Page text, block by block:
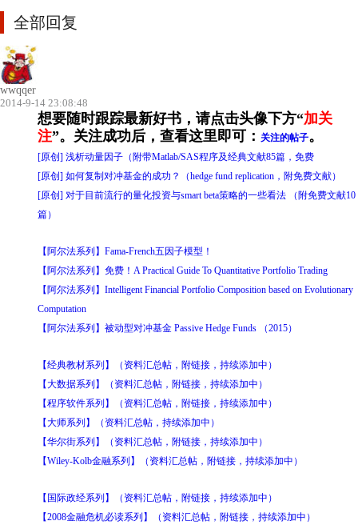
全部回复
wwqqer
2014-9-14 23:08:48
想要随时跟踪最新好书，请点击头像下方“加关
注”。 关注成功后，查看这里即可： 关注的帖子。
[原创] 浅析动量因子（附带Matlab/SAS程序及经典文献85篇，免费
[原创] 如何复制对冲基金的成功？（hedge fund replication，附免费文献）
[原创] 对于目前流行的量化投资与smart beta策略的一些看法 （附免费文献10
篇）
【阿尔法系列】Fama-French五因子模型！
【阿尔法系列】免费！A Practical Guide To Quantitative Portfolio Trading
【阿尔法系列】Intelligent Financial Portfolio Composition based on Evolutionary
Computation
【阿尔法系列】被动型对冲基金 Passive Hedge Funds （2015）
【经典教材系列】（资料汇总帖，附链接，持续添加中）
【大数据系列】（资料汇总帖，附链接，持续添加中）
【程序软件系列】（资料汇总帖，附链接，持续添加中）
【大师系列】（资料汇总帖，持续添加中）
【华尔街系列】（资料汇总帖，附链接，持续添加中）
【Wiley-Kolb金融系列】（资料汇总帖，附链接，持续添加中）
【国际政经系列】（资料汇总帖，附链接，持续添加中）
【2008金融危机必读系列】（资料汇总帖，附链接，持续添加中）